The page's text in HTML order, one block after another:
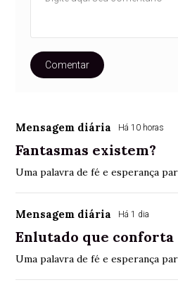
Comentar
Mensagem diária Há 10 horas
Fantasmas existem?
Uma palavra de fé e esperança
Mensagem diária Há 1 dia
Enlutado que conforta
Uma palavra de fé e esperança